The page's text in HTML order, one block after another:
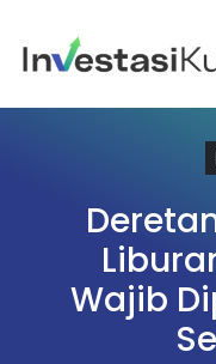
Wajib